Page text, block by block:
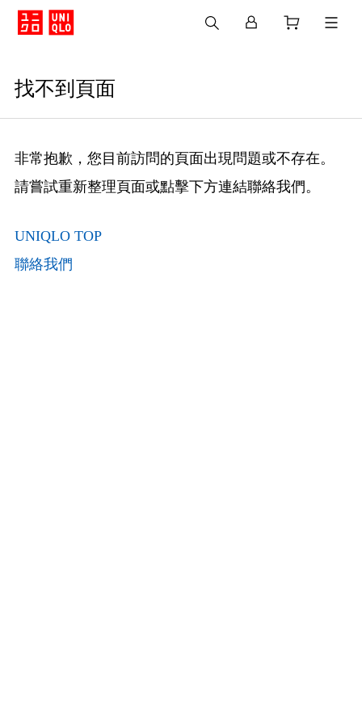
找不到頁面
非常抱歉，您目前訪問的頁面出現問題或不存在。
請嘗試重新整理頁面或點擊下方連結聯絡我們。
UNIQLO TOP
聯絡我們